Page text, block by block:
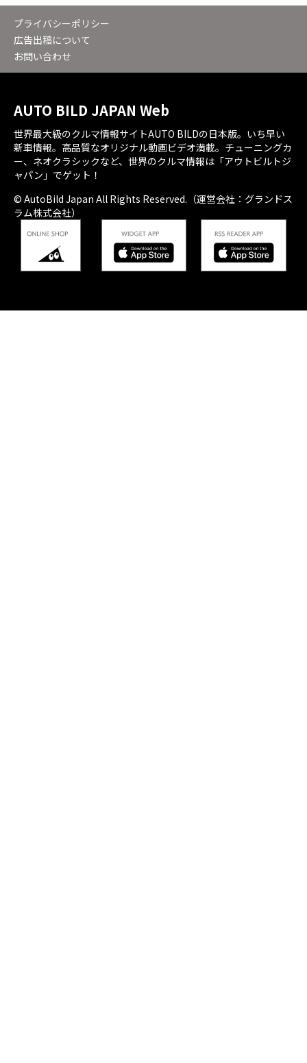
プライバシーポリシー
広告出稿について
お問い合わせ
AUTO BILD JAPAN Web
世界最大級のクルマ情報サイトAUTO BILDの日本版。いち早い
新車情報。高品質なオリジナル動画ビデオ満載。チューニングカ
ー、ネオクラシックなど、世界のクルマ情報は「アウトビルトジ
ャパン」でゲット！
© AutoBild Japan All Rights Reserved.（運営会社：グランドス
ラム株式会社）